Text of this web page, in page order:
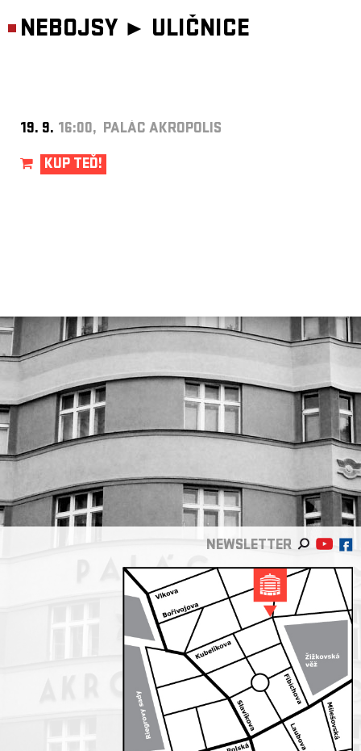
NEBOJSY ► ULIČNICE
19. 9. 16:00, PALÁC AKROPOLIS
KUP TEĎ!
NEWSLETTER